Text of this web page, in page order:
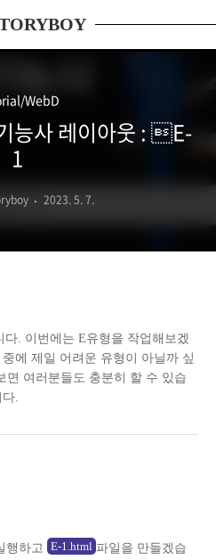
WebD
능사 레이아웃 : E-
1
2023. 5. 7.
. 이번에는 E유형을 작업해보겠
에 제일 어려운 유형이 아닐까 싶
면 여러분들도 충분히 할 수 있습
.
행하고 E-1.html 파일을 만들겠습